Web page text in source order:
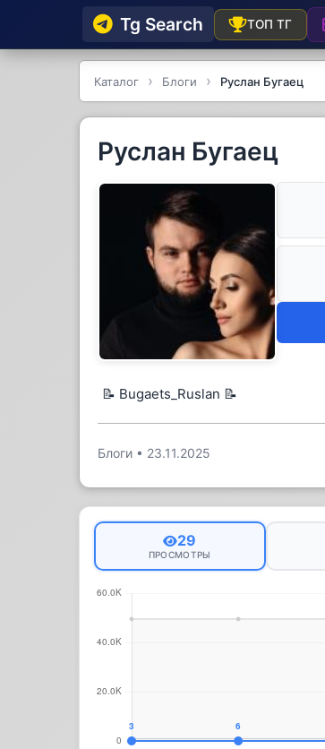
Tg Searсh ТОП ТГ
Каталог Блоги Руслан Бугаец
Руслан Бугаец
📝 Bugaets_Ruslan 📝
Блоги • 23.11.2025
29
ПРОСМОТРЫ